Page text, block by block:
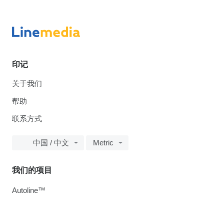
印记
关于我们
帮助
联系方式
中国 / 中文 Metric
我们的项目
Autoline™